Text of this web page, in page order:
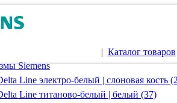
| Каталог товаров
Siemens
Line электро-белый | слоновая кость
Line титаново-белый | белый (37)